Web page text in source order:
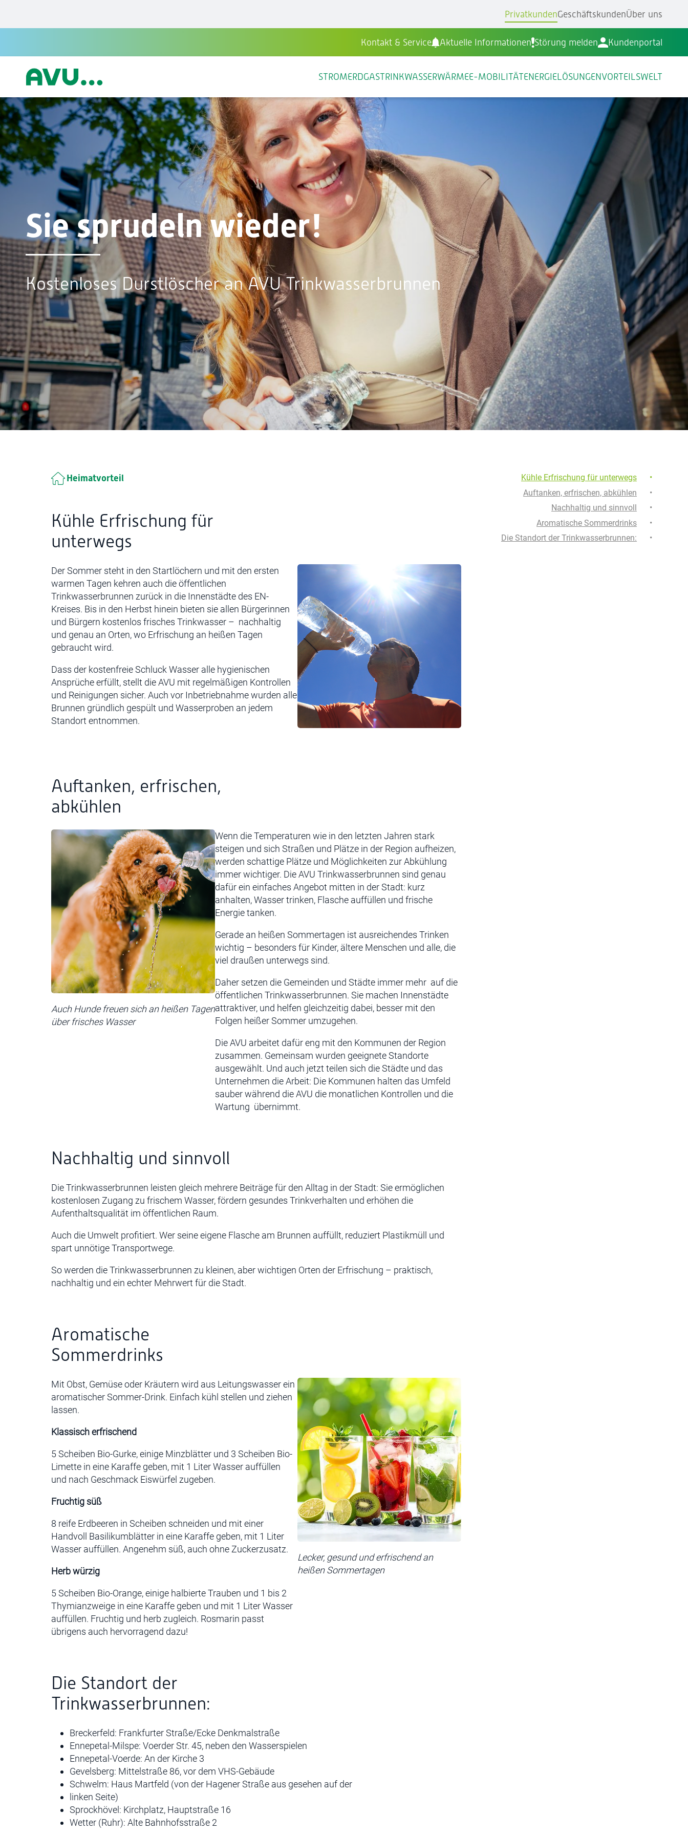
PrivatkundenGeschäftskundenÜber uns
Kontakt & Service Aktuelle Informationen Störung melden Kundenportal
Zur Startseite STROMERDGASTRINKWASSERWÄRMEE-MOBILITÄTENERGIELÖSUNGENVORTEILSWELT
Sie sprudeln wieder!
Kostenloses Durstlöscher an AVU Trinkwasserbrunnen
Heimatvorteil
Kühle Erfrischung für
unterwegs
Der Sommer steht in den Startlöchern und mit den ersten
warmen Tagen kehren auch die öffentlichen
Trinkwasserbrunnen zurück in die Innenstädte des EN-
Kreises. Bis in den Herbst hinein bieten sie allen Bürgerinnen
und Bürgern kostenlos frisches Trinkwasser – nachhaltig
und genau an Orten, wo Erfrischung an heißen Tagen
gebraucht wird.
Dass der kostenfreie Schluck Wasser alle hygienischen
Ansprüche erfüllt, stellt die AVU mit regelmäßigen Kontrollen
und Reinigungen sicher. Auch vor Inbetriebnahme wurden alle
Brunnen gründlich gespült und Wasserproben an jedem
Standort entnommen.
Auftanken, erfrischen,
abkühlen
Wenn die Temperaturen wie in den letzten Jahren stark
steigen und sich Straßen und Plätze in der Region aufheizen,
werden schattige Plätze und Möglichkeiten zur Abkühlung
immer wichtiger. Die AVU Trinkwasserbrunnen sind genau
dafür ein einfaches Angebot mitten in der Stadt: kurz
anhalten, Wasser trinken, Flasche auffüllen und frische
Energie tanken.
Gerade an heißen Sommertagen ist ausreichendes Trinken
wichtig – besonders für Kinder, ältere Menschen und alle, die
viel draußen unterwegs sind.
Daher setzen die Gemeinden und Städte immer mehr auf die
öffentlichen Trinkwasserbrunnen. Sie machen Innenstädte
attraktiver, und helfen gleichzeitig dabei, besser mit den
Folgen heißer Sommer umzugehen.
Die AVU arbeitet dafür eng mit den Kommunen der Region
zusammen. Gemeinsam wurden geeignete Standorte
ausgewählt. Und auch jetzt teilen sich die Städte und das
Unternehmen die Arbeit: Die Kommunen halten das Umfeld
sauber während die AVU die monatlichen Kontrollen und die
Wartung übernimmt.
Auch Hunde freuen sich an heißen Tagen
über frisches Wasser
Nachhaltig und sinnvoll
Die Trinkwasserbrunnen leisten gleich mehrere Beiträge für den Alltag in der Stadt: Sie ermöglichen
kostenlosen Zugang zu frischem Wasser, fördern gesundes Trinkverhalten und erhöhen die
Aufenthaltsqualität im öffentlichen Raum.
Auch die Umwelt profitiert. Wer seine eigene Flasche am Brunnen auffüllt, reduziert Plastikmüll und
spart unnötige Transportwege.
So werden die Trinkwasserbrunnen zu kleinen, aber wichtigen Orten der Erfrischung – praktisch,
nachhaltig und ein echter Mehrwert für die Stadt.
Aromatische
Sommerdrinks
Mit Obst, Gemüse oder Kräutern wird aus Leitungswasser ein
aromatischer Sommer-Drink. Einfach kühl stellen und ziehen
lassen.
Klassisch erfrischend
5 Scheiben Bio-Gurke, einige Minzblätter und 3 Scheiben Bio-
Limette in eine Karaffe geben, mit 1 Liter Wasser auffüllen
und nach Geschmack Eiswürfel zugeben.
Fruchtig süß
8 reife Erdbeeren in Scheiben schneiden und mit einer
Handvoll Basilikumblätter in eine Karaffe geben, mit 1 Liter
Wasser auffüllen. Angenehm süß, auch ohne Zuckerzusatz.
Herb würzig
5 Scheiben Bio-Orange, einige halbierte Trauben und 1 bis 2
Thymianzweige in eine Karaffe geben und mit 1 Liter Wasser
auffüllen. Fruchtig und herb zugleich. Rosmarin passt
übrigens auch hervorragend dazu!
Lecker, gesund und erfrischend an
heißen Sommertagen
Die Standort der
Trinkwasserbrunnen:
Breckerfeld: Frankfurter Straße/Ecke Denkmalstraße
Ennepetal-Milspe: Voerder Str. 45, neben den Wasserspielen
Ennepetal-Voerde: An der Kirche 3
Gevelsberg: Mittelstraße 86, vor dem VHS-Gebäude
Schwelm: Haus Martfeld (von der Hagener Straße aus gesehen auf der
linken Seite)
Sprockhövel: Kirchplatz, Hauptstraße 16
Wetter (Ruhr): Alte Bahnhofsstraße 2
Kühle Erfrischung für unterwegs
Auftanken, erfrischen, abkühlen
Nachhaltig und sinnvoll
Aromatische Sommerdrinks
Die Standort der Trinkwasserbrunnen: